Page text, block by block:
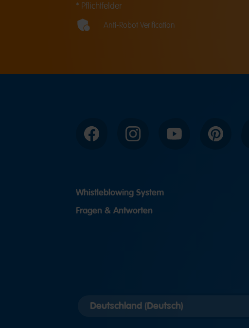
* Pflichtfelder
Anti-Robot Verification
Facebook Instagram YouTube Pinterest
Whistleblowing System
Fragen & Antworten
Länderversion
auswählen